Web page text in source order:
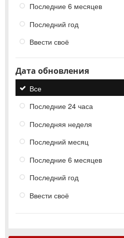
Последние 6 месяцев
Последний год
Ввести своё
Дата обновления
Все
Последние 24 часа
Последняя неделя
Последний месяц
Последние 6 месяцев
Последний год
Ввести своё